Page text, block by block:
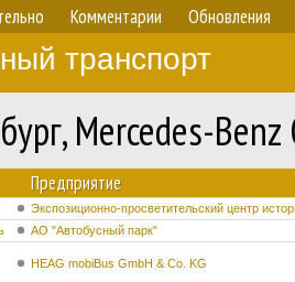
Комментарии Обновления
транспорт
Mercedes-
Предприятие
Экспозиционно-просветительский центр
АО "Автобусный парк"
HEAG mobiBus GmbH & Co. KG